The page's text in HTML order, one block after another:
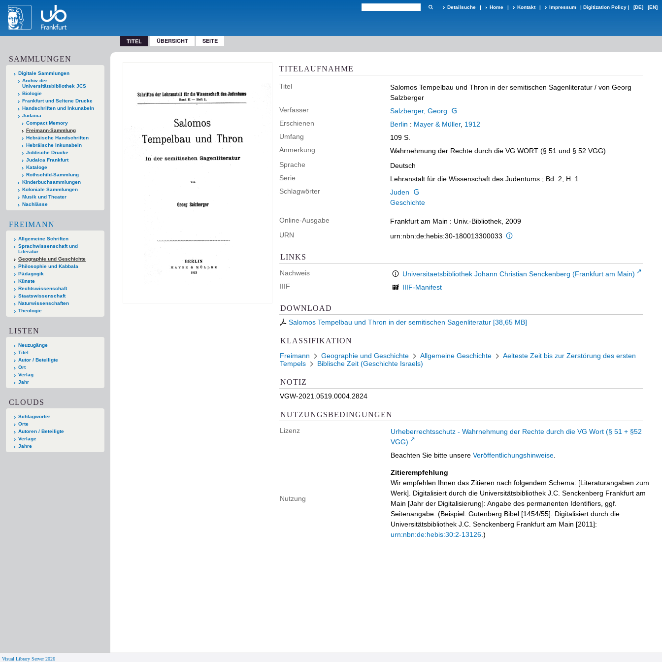
Detailsuche | Home | Kontakt | Impressum | Digitization Policy | [DE] [EN]
TITEL ÜBERSICHT SEITE
SAMMLUNGEN
Digitale Sammlungen
Archiv der
Universitätsbibliothek JCS
Biologie
Frankfurt und Seltene Drucke
Handschriften und Inkunabeln
Judaica
Compact Memory
Freimann-Sammlung
Hebräische Handschriften
Hebräische Inkunabeln
Jiddische Drucke
Judaica Frankfurt
Kataloge
Rothschild-Sammlung
Kinderbuchsammlungen
Koloniale Sammlungen
Musik und Theater
Nachlässe
FREIMANN
Allgemeine Schriften
Sprachwissenschaft und
Literatur
Geographie und Geschichte
Philosophie und Kabbala
Pädagogik
Künste
Rechtswissenschaft
Staatswissenschaft
Naturwissenschaften
Theologie
LISTEN
Neuzugänge
Titel
Autor / Beteiligte
Ort
Verlag
Jahr
CLOUDS
Schlagwörter
Orte
Autoren / Beteiligte
Verlage
Jahre
TITELAUFNAHME
Titel Salomos Tempelbau und Thron in der semitischen Sagenliteratur / von Georg
Salzberger
Verfasser
Salzberger, Georg
Erschienen
Berlin : Mayer & Müller, 1912
Umfang
109 S.
Anmerkung
Wahrnehmung der Rechte durch die VG WORT (§ 51 und § 52 VGG)
Sprache
Deutsch
Serie
Lehranstalt für die Wissenschaft des Judentums ; Bd. 2, H. 1
Schlagwörter
Juden
Geschichte
Online-Ausgabe
Frankfurt am Main : Univ.-Bibliothek, 2009
URN
urn:nbn:de:hebis:30-180013300033
LINKS
Nachweis
Universitaetsbibliothek Johann Christian Senckenberg (Frankfurt am Main)
IIIF
IIIF-Manifest
DOWNLOAD
Salomos Tempelbau und Thron in der semitischen Sagenliteratur [38,65 MB]
KLASSIFIKATION
Freimann Geographie und Geschichte Allgemeine Geschichte
Aelteste Zeit bis zur Zerstörung des ersten
Tempels
Biblische Zeit (Geschichte Israels)
NOTIZ
VGW-2021.0519.0004.2824
NUTZUNGSBEDINGUNGEN
Lizenz
Urheberrechtsschutz - Wahrnehmung der Rechte durch die VG Wort (§ 51 + §52
VGG)
Nutzung
Beachten Sie bitte unsere Veröffentlichungshinweise
Zitierempfehlung
Wir empfehlen Ihnen das Zitieren nach folgendem Schema: [Literaturangaben zum
Werk]. Digitalisiert durch die Universitätsbibliothek J.C. Senckenberg Frankfurt am
Main [Jahr der Digitalisierung]: Angabe des permanenten Identifiers, ggf.
Seitenangabe. (Beispiel: Gutenberg Bibel [1454/55]. Digitalisiert durch die
Universitätsbibliothek J.C. Senckenberg Frankfurt am Main [2011]:
urn:nbn:de:hebis:30:2-13126 .)
Visual Library Server 2026